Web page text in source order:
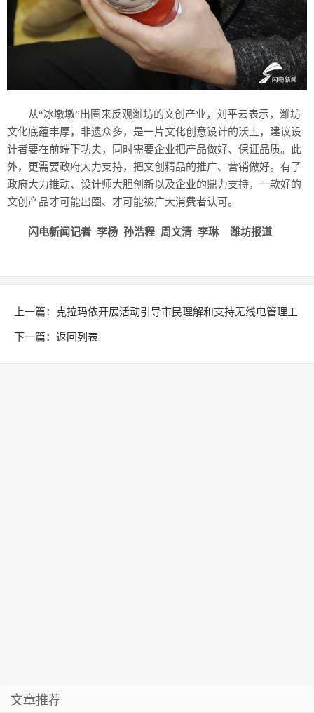
从“冰墩墩”出圈来反观潍坊的文创产业，刘平云表示，潍坊
文化底蕴丰厚，非遗众多，是一片文化创意设计的沃土，建议设
计者要在前端下功夫，同时需要企业把产品做好、保证品质。此
外，更需要政府大力支持，把文创精品的推广、营销做好。有了
政府大力推动、设计师大胆创新以及企业的鼎力支持，一款好的
文创产品才可能出圈、才可能被广大消费者认可。
闪电新闻记者 李杨 孙浩程 周文清 李琳 潍坊报道
上一篇： 克拉玛依开展活动引导市民理解和支持无线电管理工
作
下一篇： 返回列表
文章推荐